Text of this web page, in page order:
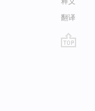
翻译